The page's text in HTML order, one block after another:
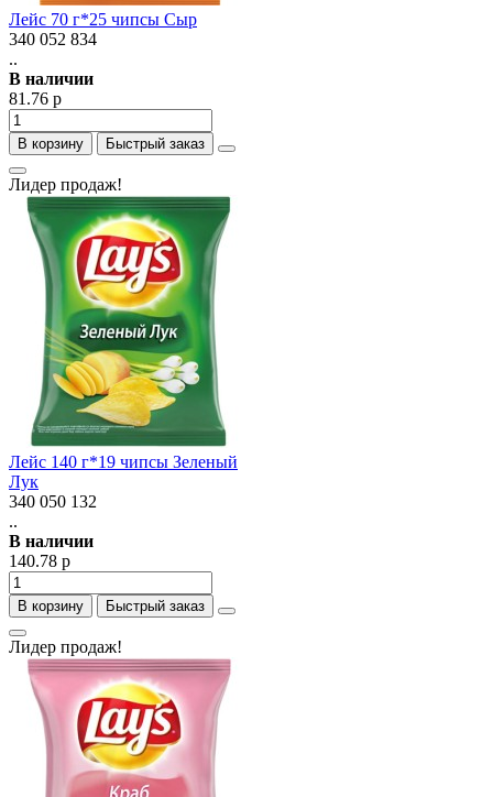
Лейс 70 г*25 чипсы Сыр
340 052 834
..
В наличии
81.76 р
В корзину Быстрый заказ
Лидер продаж!
Лейс 140 г*19 чипсы Зеленый
Лук
340 050 132
..
В наличии
140.78 р
В корзину Быстрый заказ
Лидер продаж!